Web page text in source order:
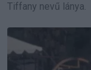
Tiffany nevű lánya.